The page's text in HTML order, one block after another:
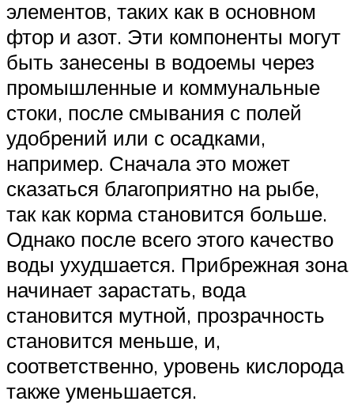
элементов, таких как в основном
фтор и азот. Эти компоненты могут
быть занесены в водоемы через
промышленные и коммунальные
стоки, после смывания с полей
удобрений или с осадками,
например. Сначала это может
сказаться благоприятно на рыбе,
так как корма становится больше.
Однако после всего этого качество
воды ухудшается. Прибрежная зона
начинает зарастать, вода
становится мутной, прозрачность
становится меньше, и,
соответственно, уровень кислорода
также уменьшается.